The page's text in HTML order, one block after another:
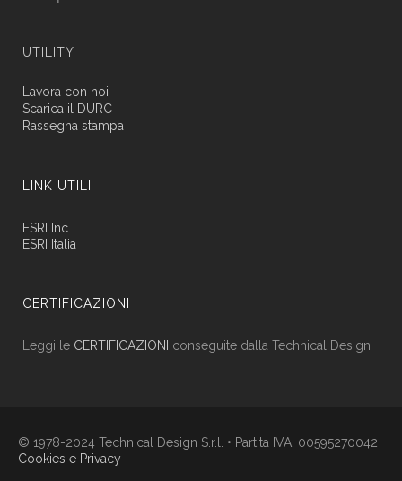
UTILITY
Lavora con noi
Scarica il DURC
Rassegna stampa
LINK UTILI
ESRI Inc.
ESRI Italia
CERTIFICAZIONI
Leggi le CERTIFICAZIONI conseguite dalla Technical Design
© 1978-2024 Technical Design S.r.l. • Partita IVA: 00595270042
Cookies e Privacy